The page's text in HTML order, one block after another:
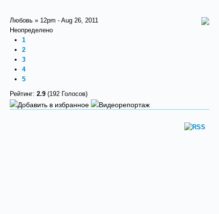
Любовь » 12pm - Aug 26, 2011
Неопределено
1
2
3
4
5
Рейтинг: 2.9 (192 Голосов)